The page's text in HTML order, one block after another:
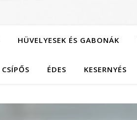
HÜVELYESEK ÉS GABONÁK
CSÍPŐS ÉDES KESERNYÉS